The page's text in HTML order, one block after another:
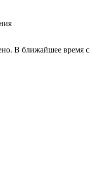
В ближайшее время с